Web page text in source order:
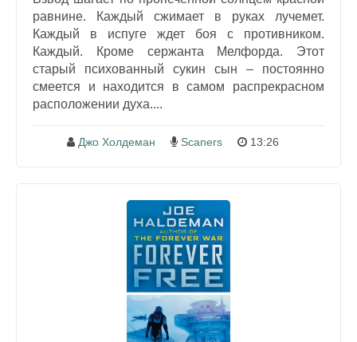
равнине. Каждый сжимает в руках лучемет.
Каждый в испуге ждет боя с противником.
Каждый. Кроме сержанта Мелфорда. Этот
старый психованный сукин сын – постоянно
смеется и находится в самом распрекрасном
расположении духа....
Джо Холдеман Scaners 13:26